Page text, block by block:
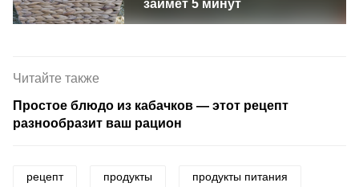
займет 5 минут
Читайте также
Простое блюдо из кабачков — этот рецепт
разнообразит ваш рацион
рецепт продукты продукты питания